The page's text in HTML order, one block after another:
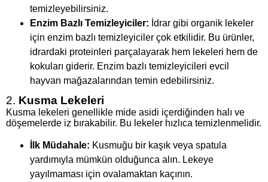
temizleyebilirsiniz.
Enzim Bazlı Temizleyiciler: İdrar gibi organik lekeler
için enzim bazlı temizleyiciler çok etkilidir. Bu ürünler,
idrardaki proteinleri parçalayarak hem lekeleri hem de
kokuları giderir. Enzim bazlı temizleyicileri evcil
hayvan mağazalarından temin edebilirsiniz.
2. Kusma Lekeleri
Kusma lekeleri genellikle mide asidi içerdiğinden halı ve
döşemelerde iz bırakabilir. Bu lekeler hızlıca temizlenmelidir.
İlk Müdahale: Kusmuğu bir kaşık veya spatula
yardımıyla mümkün olduğunca alın. Lekeye
yayılmaması için ovalamaktan kaçının.